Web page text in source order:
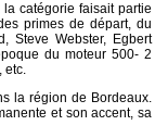
la catégorie faisait partie
primes de départ, du
Steve Webster, Egbert
du moteur 500- 2
etc.
la région de Bordeaux.
et son accent, sa